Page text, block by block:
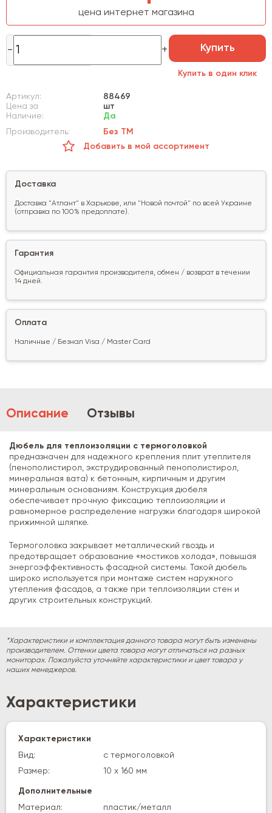
цена интернет магазина
Купить
Купить в один клик
Артикул:
88469
Цена за
шт
Наличие:
Да
Производитель:
Без ТМ
Добавить в мой ассортимент
Доставка
Доставка "Атлант" в Харькове, или "Новой почтой" по всей Украине
(отправка по 100% предоплате).
Гарантия
Официальная гарантия производителя, обмен / возврат в течении
14 дней.
Оплата
Наличные / Безнал Visa / Master Card
Описание Отзывы
Дюбель для теплоизоляции с термоголовкой
предназначен для надежного крепления плит утеплителя
(пенополистирол, экструдированный пенополистирол,
минеральная вата) к бетонным, кирпичным и другим
минеральным основаниям. Конструкция дюбеля
обеспечивает прочную фиксацию теплоизоляции и
равномерное распределение нагрузки благодаря широкой
прижимной шляпке.
Термоголовка закрывает металлический гвоздь и
предотвращает образование «мостиков холода», повышая
энергоэффективность фасадной системы. Такой дюбель
широко используется при монтаже систем наружного
утепления фасадов, а также при теплоизоляции стен и
других строительных конструкций.
*Характеристики и комплектация данного товара могут быть изменены
производителем. Оттенки цвета товара могут отличаться на разных
мониторах. Пожалуйста уточняйте характеристики и цвет товара у
наших менеджеров.
Характеристики
Характеристики
Вид:
с термоголовкой
Размер:
10 х 160 мм
Дополнительные
Материал:
пластик/металл